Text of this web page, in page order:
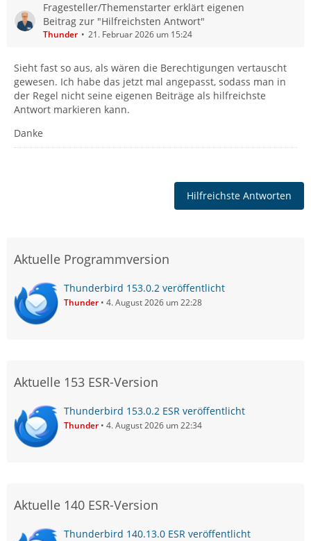
Fragesteller/Themenstarter erklärt eigenen
Beitrag zur "Hilfreichsten Antwort"
Thunder 21. Februar 2026 um 15:24
Sieht fast so aus, als wären die Berechtigungen vertauscht
gewesen. Ich habe das jetzt mal angepasst, sodass man in
der Regel nicht seine eigenen Beiträge als hilfreichste
Antwort markieren kann.
Danke
Hilfreichste Antworten
Aktuelle Programmversion
Thunderbird 153.0.2 veröffentlicht
Thunder 4. August 2026 um 22:28
Aktuelle 153 ESR-Version
Thunderbird 153.0.2 ESR veröffentlicht
Thunder 4. August 2026 um 22:34
Aktuelle 140 ESR-Version
Thunderbird 140.13.0 ESR veröffentlicht